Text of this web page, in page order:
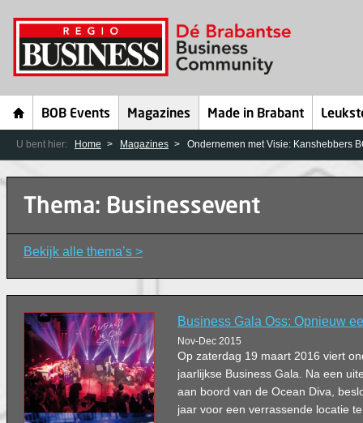
BOB Events Magazines Made in Brabant
U bent hier: Home Magazines Ondernemen met Visie: Kanshebbers
Thema: Businessevent
Bekijk alle thema’s >
Business Gala Oss: Opnieuw
Nov-Dec 2015
Op zaterdag 19 maart 2016 viert
jaarlijkse Business Gala. Na een
aan boord van de Ocean Diva,
jaar voor een verrassende locatie